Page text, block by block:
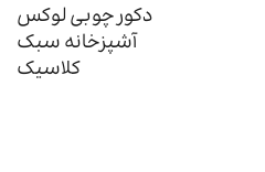
دکور چوبی لوکس
آشپزخانه سبک
کلاسیک